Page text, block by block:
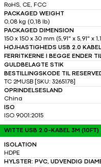
RoHS, CE, FCC
PACKAGED WEIGHT
0,08 kg (0,18 lb)
PACKAGED DIMENSION
150 x 150 x 30 mm (5,91" x 5,91" x
HØJHASTIGHEDS USB 2.0 KABEL
FERRITKERNE I BEGGE ENDER
GULDBELAGTE STIK
BESTILLINGSKODE TIL
TC 2MUSB [SKU: 3265178]
OPRINDELSESLAND
China
ISO
ISO 9001:2015
WITTE USB 2.0-KABEL 3M (10FT)
ISOLATION
HDPE
HYLSTER: PVC, UDVENDIG